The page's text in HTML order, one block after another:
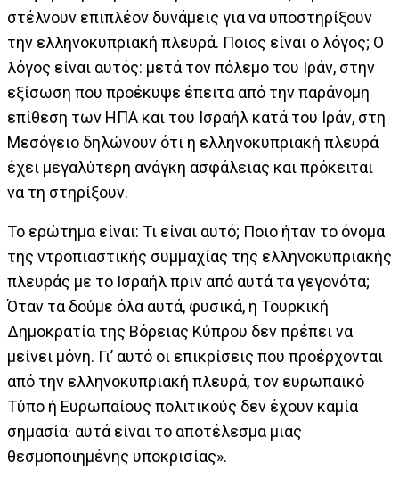
στέλνουν επιπλέον δυνάμεις για να υποστηρίξουν
την ελληνοκυπριακή πλευρά. Ποιος είναι ο λόγος; Ο
λόγος είναι αυτός: μετά τον πόλεμο του Ιράν, στην
εξίσωση που προέκυψε έπειτα από την παράνομη
επίθεση των ΗΠΑ και του Ισραήλ κατά του Ιράν, στη
Μεσόγειο δηλώνουν ότι η ελληνοκυπριακή πλευρά
έχει μεγαλύτερη ανάγκη ασφάλειας και πρόκειται
να τη στηρίξουν.
Το ερώτημα είναι: Τι είναι αυτό; Ποιο ήταν το όνομα
της ντροπιαστικής συμμαχίας της ελληνοκυπριακής
πλευράς με το Ισραήλ πριν από αυτά τα γεγονότα;
Όταν τα δούμε όλα αυτά, φυσικά, η Τουρκική
Δημοκρατία της Βόρειας Κύπρου δεν πρέπει να
μείνει μόνη. Γι’ αυτό οι επικρίσεις που προέρχονται
από την ελληνοκυπριακή πλευρά, τον ευρωπαϊκό
Τύπο ή Ευρωπαίους πολιτικούς δεν έχουν καμία
σημασία· αυτά είναι το αποτέλεσμα μιας
θεσμοποιημένης υποκρισίας».